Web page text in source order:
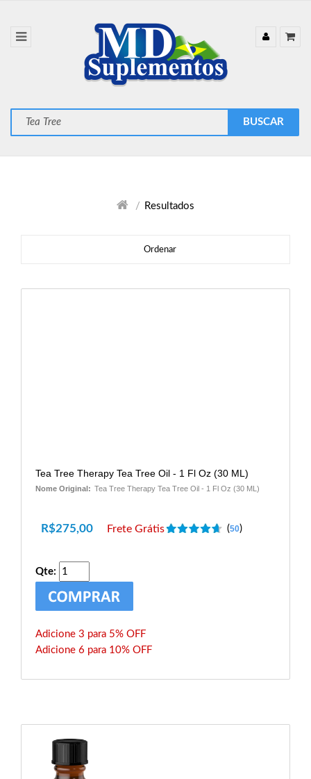
Resultados
Ordenar
Tea Tree Therapy Tea Tree Oil - 1 Fl Oz (30 ML)
Nome Original: Tea Tree Therapy Tea Tree Oil - 1 Fl Oz (30 ML)
R$275,00 Frete Grátis (50)
Qte:
Adicione 3 para 5% OFF
Adicione 6 para 10% OFF